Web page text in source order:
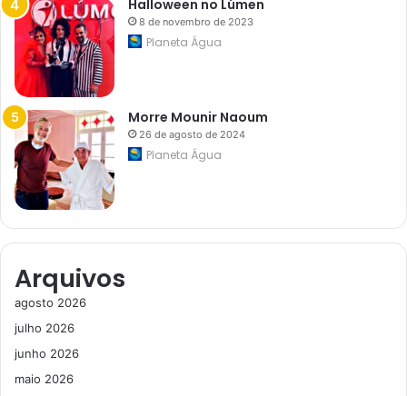
Halloween no Lúmen
8 de novembro de 2023
Planeta Água
Morre Mounir Naoum
26 de agosto de 2024
Planeta Água
Arquivos
agosto 2026
julho 2026
junho 2026
maio 2026